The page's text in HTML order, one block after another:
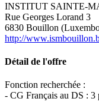
INSTITUT SAINTE-
Rue Georges Lorand 3
6830 Bouillon
http://
Détail de l'offre
Fonction recherchée :
- CG Français au DS : 3